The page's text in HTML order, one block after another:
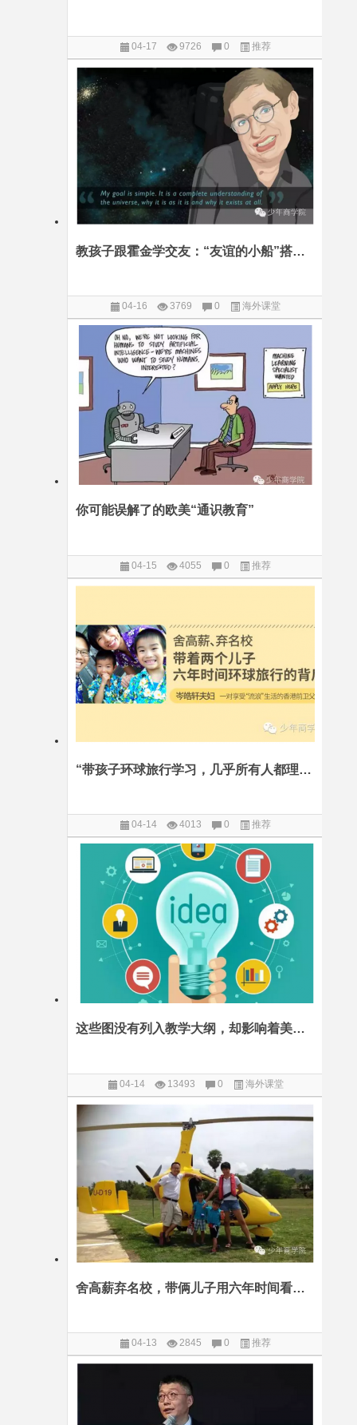
04-17 9726 0 推荐
教孩子跟霍金学交友：“友谊的小船”搭乘过很多人，却未曾说翻就翻
04-16 3769 0 海外课堂
你可能误解了的欧美“通识教育”
04-15 4055 0 推荐
“带孩子环球旅行学习，几乎所有人都理解错了”
04-14 4013 0 推荐
这些图没有列入教学大纲，却影响着美国孩子一生的思考
04-14 13493 0 海外课堂
舍高薪弃名校，带俩儿子用六年时间看世界的香港夫妇要开课啦
04-13 2845 0 推荐